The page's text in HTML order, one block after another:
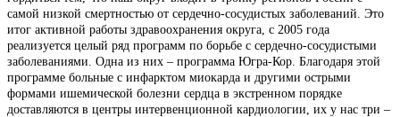
самой низкой смертностью от сердечно-сосудистых заболеваний. Это
итог активной работы здравоохранения округа, с 2005 года
реализуется целый ряд программ по борьбе с сердечно-сосудистыми
заболеваниями. Одна из них – программа Югра-Кор. Благодаря этой
программе больные с инфарктом миокарда и другими острыми
формами ишемической болезни сердца в экстренном порядке
доставляются в центры интервенционной кардиологии, их у нас три –